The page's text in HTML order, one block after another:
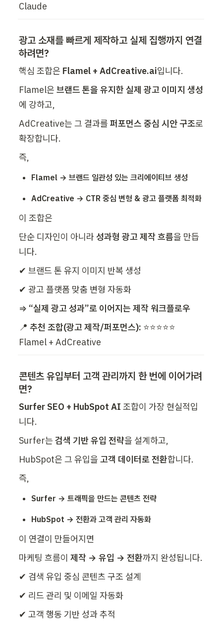
Claude
광고 소재를 빠르게 제작하고 실제 집행까지 연결
하려면?
핵심 조합은 Flamel + AdCreative.ai입니다.
Flamel은 브랜드 톤을 유지한 실제 광고 이미지 생성
에 강하고,
AdCreative는 그 결과를 퍼포먼스 중심 시안 구조로
확장합니다.
즉,
Flamel → 브랜드 일관성 있는 크리에이티브 생성
AdCreative → CTR 중심 변형 & 광고 플랫폼 최적화
이 조합은
단순 디자인이 아니라 성과형 광고 제작 흐름을 만듭
니다.
✔ 브랜드 톤 유지 이미지 반복 생성
✔ 광고 플랫폼 맞춤 변형 자동화
⇒ “실제 광고 성과”로 이어지는 제작 워크플로우
📍 추천 조합(광고 제작/퍼포먼스): ⭐⭐⭐⭐⭐
Flamel + AdCreative
콘텐츠 유입부터 고객 관리까지 한 번에 이어가려
면?
Surfer SEO + HubSpot AI 조합이 가장 현실적입
니다.
Surfer는 검색 기반 유입 전략을 설계하고,
HubSpot은 그 유입을 고객 데이터로 전환합니다.
즉,
Surfer → 트래픽을 만드는 콘텐츠 전략
HubSpot → 전환과 고객 관리 자동화
이 연결이 만들어지면
마케팅 흐름이 제작 → 유입 → 전환까지 완성됩니다.
✔ 검색 유입 중심 콘텐츠 구조 설계
✔ 리드 관리 및 이메일 자동화
✔ 고객 행동 기반 성과 추적